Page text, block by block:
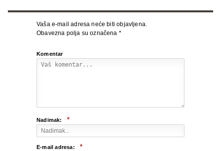
Vaša e-mail adresa neće biti objavljena.
Obavezna polja su označena *
Komentar
Nadimak: *
E-mail adresa: *